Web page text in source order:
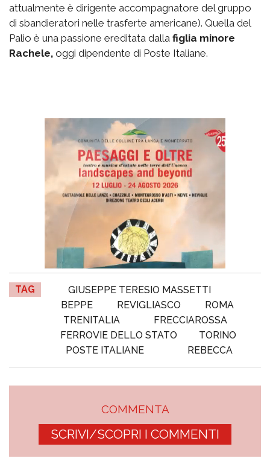
attualmente è dirigente accompagnatore del gruppo
di sbandieratori nelle trasferte americane). Quella del
Palio è una passione ereditata dalla figlia minore
Rachele, oggi dipendente di Poste Italiane.
TAG
GIUSEPPE TERESIO MASSETTI
BEPPE
REVIGLIASCO
ROMA
TRENITALIA
FRECCIAROSSA
FERROVIE DELLO STATO
TORINO
POSTE ITALIANE
REBECCA
COMMENTA
SCRIVI/SCOPRI I COMMENTI